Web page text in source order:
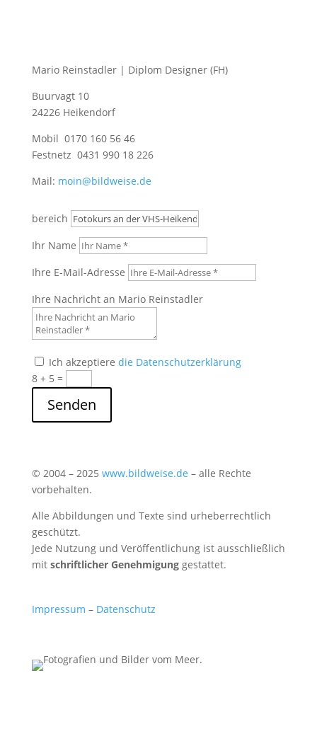
Mario Reinstadler | Diplom Designer (FH)
Buurvagt 10
24226 Heikendorf
Mobil 0170 160 56 46
Festnetz 0431 990 18 226
Mail: moin@bildweise.de
bereich
Ihr Name
Ihre E-Mail-Adresse
Ihre Nachricht an Mario Reinstadler
Ich akzeptiere die Datenschutzerklärung
8 + 5 =
Senden
© 2004 – 2025 www.bildweise.de – alle Rechte
vorbehalten.
Alle Abbildungen und Texte sind urheberrechtlich
geschützt.
Jede Nutzung und Veröffentlichung ist ausschließlich
mit schriftlicher Genehmigunggestattet.
Impressum – Datenschutz